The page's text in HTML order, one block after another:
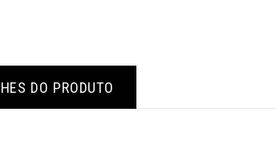
DO PRODUTO